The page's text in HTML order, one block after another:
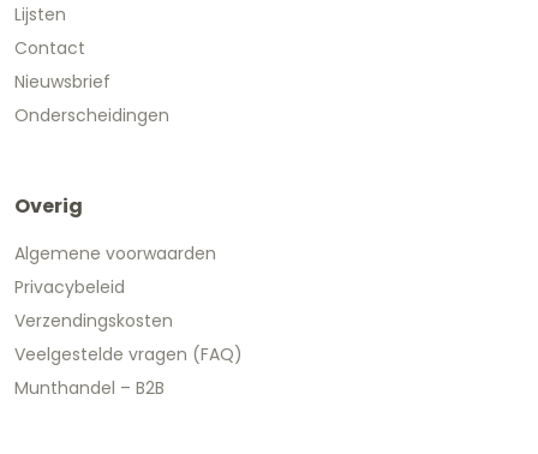
Lijsten
Contact
Nieuwsbrief
Onderscheidingen
Overig
Algemene voorwaarden
Privacybeleid
Verzendingskosten
Veelgestelde vragen (FAQ)
Munthandel – B2B